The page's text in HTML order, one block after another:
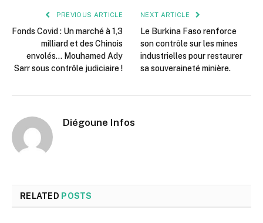
PREVIOUS ARTICLE
Fonds Covid : Un marché à 1,3
milliard et des Chinois
envolés… Mouhamed Ady
Sarr sous contrôle judiciaire !
NEXT ARTICLE
Le Burkina Faso renforce
son contrôle sur les mines
industrielles pour restaurer
sa souveraineté minière.
Diégoune Infos
RELATED POSTS